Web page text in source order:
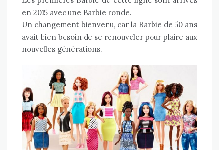
en 2015 avec une Barbie ronde.
Un changement bienvenu, car la Barbie de 50 ans
avait bien besoin de se renouveler pour plaire aux
nouvelles générations.